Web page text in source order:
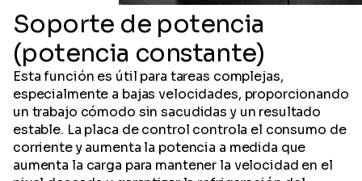
Soporte de potencia
(potencia constante)
Esta función es útil para tareas complejas,
especialmente a bajas velocidades, proporcionando
un trabajo cómodo sin sacudidas y un resultado
estable. La placa de control controla el consumo de
corriente y aumenta la potencia a medida que
aumenta la carga para mantener la velocidad en el